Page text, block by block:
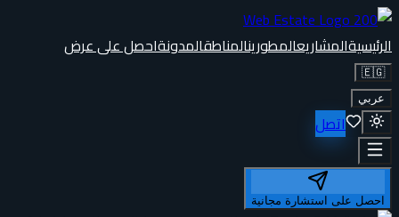
الرئيسيةالمشاريعالمطورينالمناطقالمدونةاحصل على عرض
🇪🇬
عربي
اتصل
احصل على استشارة مجانية